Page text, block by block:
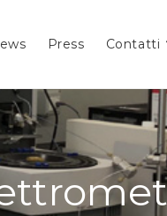
Press Contatti